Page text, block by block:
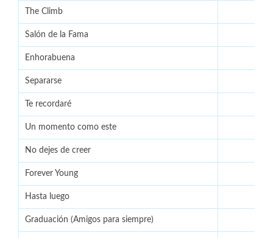
The Climb
Salón de la Fama
Enhorabuena
Separarse
Te recordaré
Un momento como este
No dejes de creer
Forever Young
Hasta luego
Graduación (Amigos para siempre)